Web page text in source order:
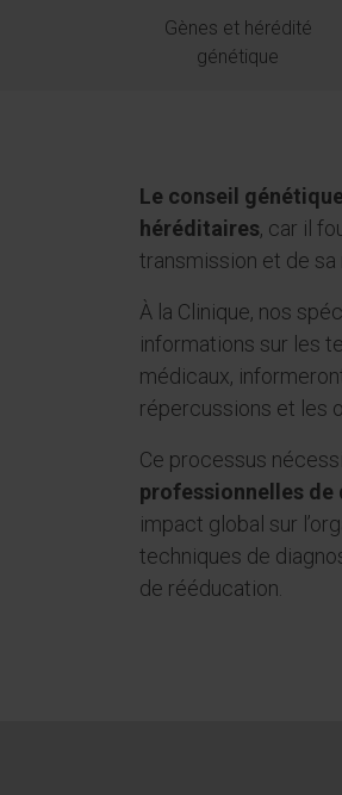
Gènes et hérédité
génétique
Le conseil
héréditaires, car il
transmission et de
À la Clinique, nos
informations sur les
médicaux,
répercussions et les
Ce processus
professionnelles
impact global sur
techniques de
de rééducation.